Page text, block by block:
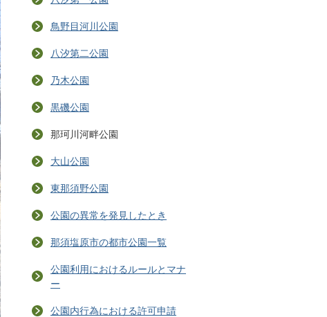
鳥野目河川公園
八汐第二公園
乃木公園
黒磯公園
那珂川河畔公園
大山公園
東那須野公園
公園の異常を発見したとき
那須塩原市の都市公園一覧
公園利用におけるルールとマナ
ー
公園内行為における許可申請